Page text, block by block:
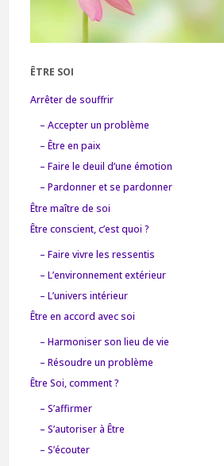
ÊTRE SOI
Arrêter de souffrir
– Accepter un problème
– Être en paix
– Faire le deuil d’une émotion
– Pardonner et se pardonner
Être maître de soi
Être conscient, c’est quoi ?
– Faire vivre les ressentis
– L’environnement extérieur
– L’univers intérieur
Être en accord avec soi
– Harmoniser son lieu de vie
– Résoudre un problème
Être Soi, comment ?
– S’affirmer
– S’autoriser à Être
– S’écouter